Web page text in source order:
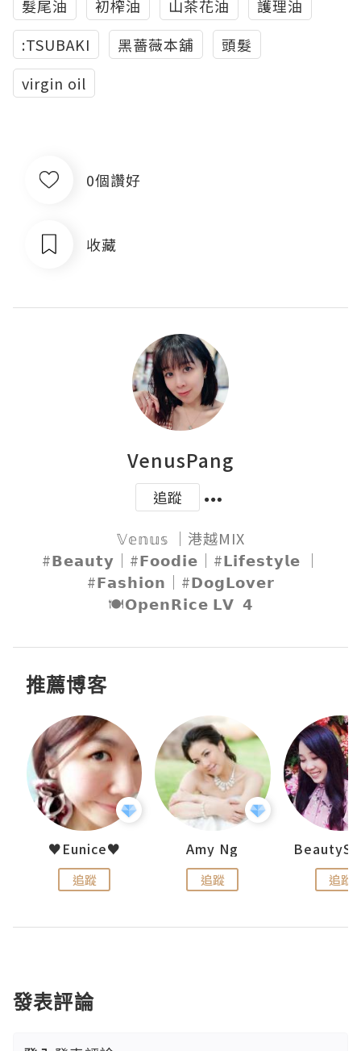
髮尾油 初榨油 山茶花油
護理油
:TSUBAKI
黑薔薇本舖
頭髮
virgin oil
0個讚好
收藏
VenusPang
追蹤
𝕍𝕖𝕟𝕦𝕤 ｜港越MIX
#𝗕𝗲𝗮𝘂𝘁𝘆｜#𝗙𝗼𝗼𝗱𝗶𝗲｜#𝗟𝗶𝗳𝗲𝘀𝘁𝘆𝗹𝗲 ｜
#𝗙𝗮𝘀𝗵𝗶𝗼𝗻｜#𝗗𝗼𝗴𝗟𝗼𝘃𝗲𝗿
🍽𝗢𝗽𝗲𝗻𝗥𝗶𝗰𝗲 𝗟𝗩  𝟰
推薦博客
♥Eunice♥
追蹤
Amy Ng
追蹤 追蹤
發表評論